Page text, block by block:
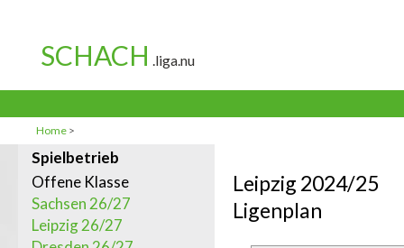
Home >
Spielbetrieb
Offene Klasse
Sachsen 26/27
Leipzig 26/27
Leipzig 2024/25
Ligenplan